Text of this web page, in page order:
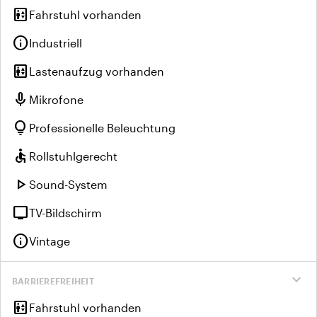
elevator Fahrstuhl vorhanden
infoIndustriell
elevator Lastenaufzug vorhanden
mic Mikrofone
lightbulb Professionelle Beleuchtung
accessible Rollstuhlgerecht
play_arrow Sound-System
tvTV-Bildschirm
infoVintage
expand_more
BARRIEREFREIHEIT
elevator Fahrstuhl vorhanden